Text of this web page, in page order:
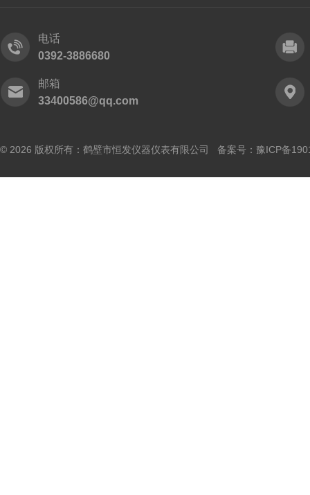
电话
0392-3886680
邮箱
33400586@qq.com
© 2026 版权所有：鹤壁市恒发仪器仪表有限公司 备案号： 豫ICP备